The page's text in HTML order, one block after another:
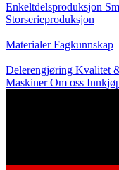
Enkeltdelsproduksjon
Storserieproduksjon
MaterialerFagkunnskap
Delerengjøring Kvalitet
MaskinerOm oss